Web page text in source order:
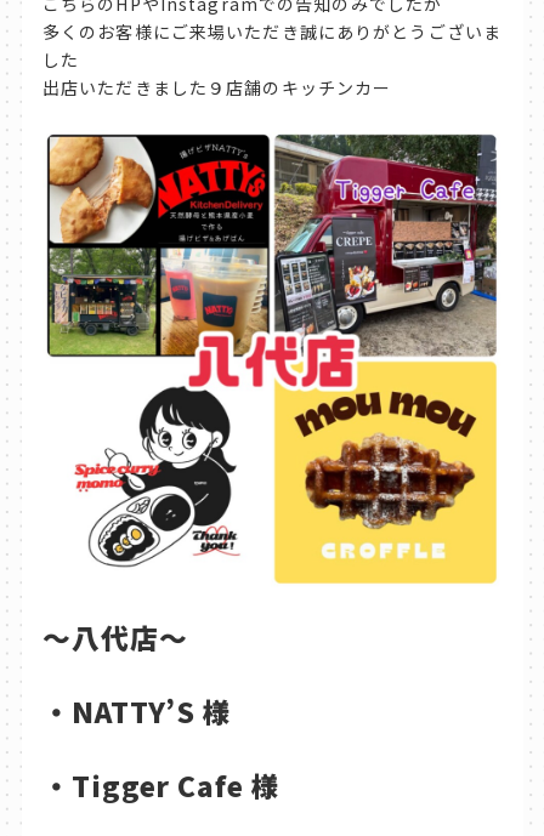
多くのお客様にご来場いただき誠にありがとうございま
した
出店いただきました９店舗のキッチンカー
～八代店～
・NATTY’S 様
・Tigger Cafe 様